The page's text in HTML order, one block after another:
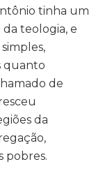
tinha um
teologia, e
quanto
de
da
pobres.